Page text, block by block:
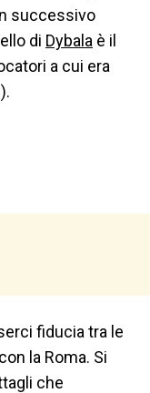
successivo
di Dybala è il
a cui era
fiducia tra le
con la Roma. Si
che